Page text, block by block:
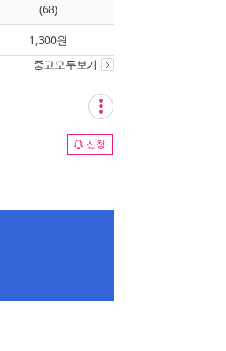
(68)
1,300원
중고모두보기
신청